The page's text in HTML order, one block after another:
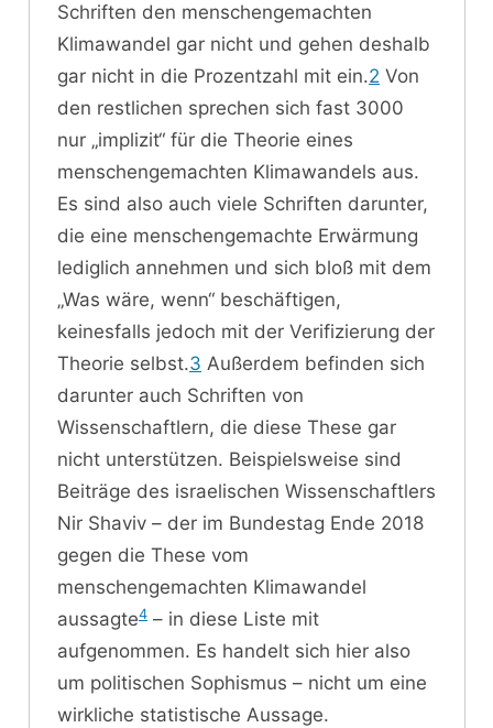
Schriften den menschengemachten
Klimawandel gar nicht und gehen deshalb
gar nicht in die Prozentzahl mit ein.2 Von
den restlichen sprechen sich fast 3000
nur „implizit“ für die Theorie eines
menschengemachten Klimawandels aus.
Es sind also auch viele Schriften darunter,
die eine menschengemachte Erwärmung
lediglich annehmen und sich bloß mit dem
„Was wäre, wenn“ beschäftigen,
keinesfalls jedoch mit der Verifizierung der
Theorie selbst.3 Außerdem befinden sich
darunter auch Schriften von
Wissenschaftlern, die diese These gar
nicht unterstützen. Beispielsweise sind
Beiträge des israelischen Wissenschaftlers
Nir Shaviv – der im Bundestag Ende 2018
gegen die These vom
menschengemachten Klimawandel
aussagte4 – in diese Liste mit
aufgenommen. Es handelt sich hier also
um politischen Sophismus – nicht um eine
wirkliche statistische Aussage.